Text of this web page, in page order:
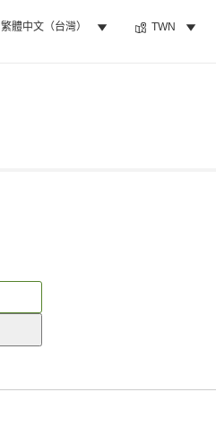
繁體中文（台灣） TWN